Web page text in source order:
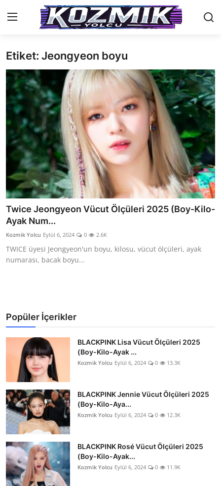
Anasayfa
Genel
İletişim
Anime Önerileri
Kore Dünyası
Anime Karakterleri
Anime
Dizi & Film
Testler
Etiket: Jeongyeon boyu
Twice Jeongyeon Vücut Ölçüleri 2025 (Boy-Kilo-
Ayak Num...
Kozmik Yolcu Eylül 6, 2024 0 2.6K
TWICE üyesi Jeongyeon'un boyu, kilosu, vücut ölçüleri, ayak
numarası, bacak boyu...
Popüler İçerikler
BLACKPINK Lisa Vücut Ölçüleri 2025
(Boy-Kilo-Ayak ...
Kozmik Yolcu Eylül 6, 2024 0 13.3K
BLACKPINK Jennie Vücut Ölçüleri 2025
(Boy-Kilo-Aya...
Kozmik Yolcu Eylül 6, 2024 0 12.3K
BLACKPINK Rosé Vücut Ölçüleri 2025
(Boy-Kilo-Ayak...
Kozmik Yolcu Eylül 6, 2024 0 11.9K